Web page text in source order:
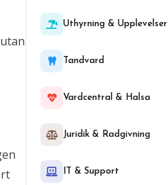
Uthyrning & Upplevelser
Tandvard
Vardcentral & Halsa
Juridik & Radgivning
IT & Support